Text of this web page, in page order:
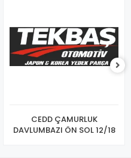
CEDD ÇAMURLUK
DAVLUMBAZI ÖN SOL 12/18